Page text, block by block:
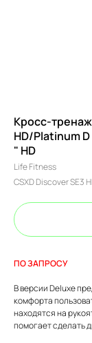
Кросс-
HD/Platinum
" HD
Life Fitness
CSXD Discover SE3
ПО ЗАПРОСУ
В версии Deluxe
комфорта
находятся на
помогает сделать